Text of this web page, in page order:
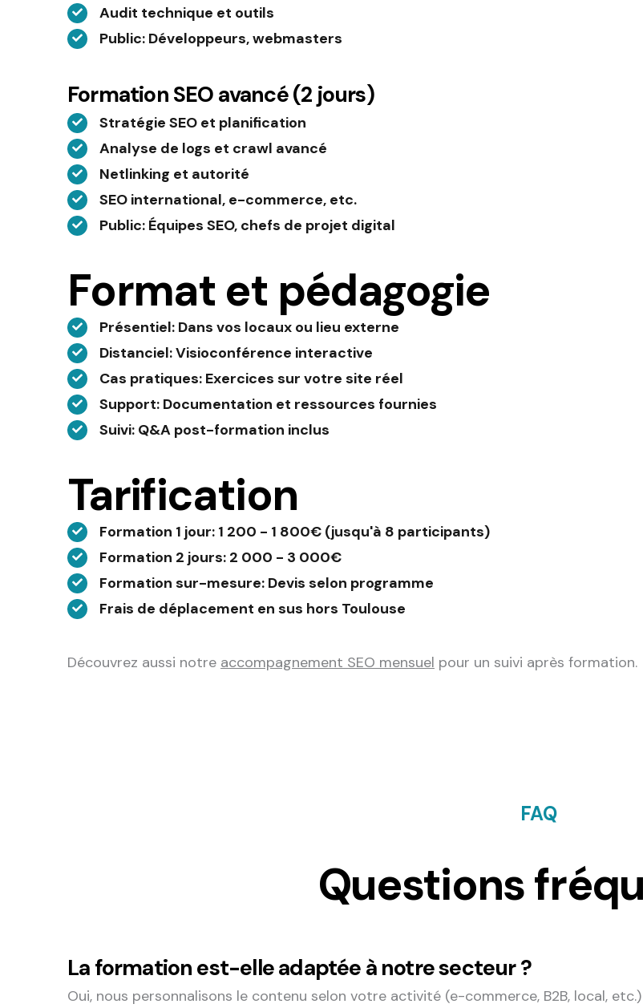
Audit technique et outils
Public: Développeurs, webmasters
Formation SEO avancé (2 jours)
Stratégie SEO et planification
Analyse de logs et crawl avancé
Netlinking et autorité
SEO international, e-commerce, etc.
Public: Équipes SEO, chefs de projet digital
Format et pédagogie
Présentiel: Dans vos locaux ou lieu externe
Distanciel: Visioconférence interactive
Cas pratiques: Exercices sur votre site réel
Support: Documentation et ressources fournies
Suivi: Q&A post-formation inclus
Tarification
Formation 1 jour: 1 200 - 1 800€ (jusqu'à 8 participants)
Formation 2 jours: 2 000 - 3 000€
Formation sur-mesure: Devis selon programme
Frais de déplacement en sus hors Toulouse
Découvrez aussi notre accompagnement SEO mensuel pour un suivi après formation.
FAQ
Questions
La formation est-elle adaptée à notre secteur ?
Oui, nous personnalisons le contenu selon votre activité (e-commerce, B2B, local,